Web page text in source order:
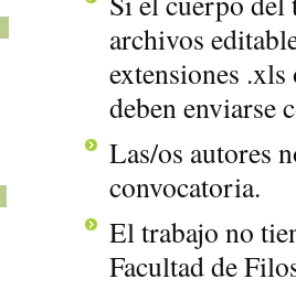
archivos
extensiones
deben enviarse
Las/os autores
convocatoria.
El trabajo no
Facultad de